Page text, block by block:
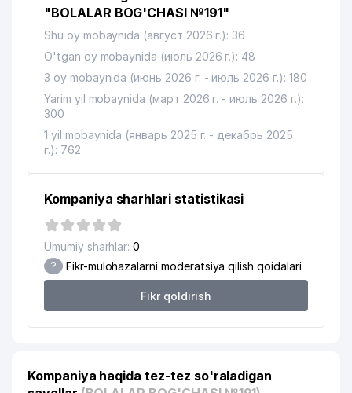
"BOLALAR BOG'CHASI №191"
Shu oy mobaynida (август 2026 г.): 36
O'tgan oy mobaynida (июль 2026 г.): 48
3 oy mobaynida (июнь 2026 г. - июль 2026 г.): 180
Yarim yil mobaynida (март 2026 г. - июль 2026 г.):
300
1 yil mobaynida (январь 2025 г. - декабрь 2025
г.): 762
Kompaniya sharhlari statistikasi
Umumiy sharhlar: 0
? Fikr-mulohazalarni moderatsiya qilish qoidalari
Fikr qoldirish
Kompaniya haqida tez-tez so'raladigan